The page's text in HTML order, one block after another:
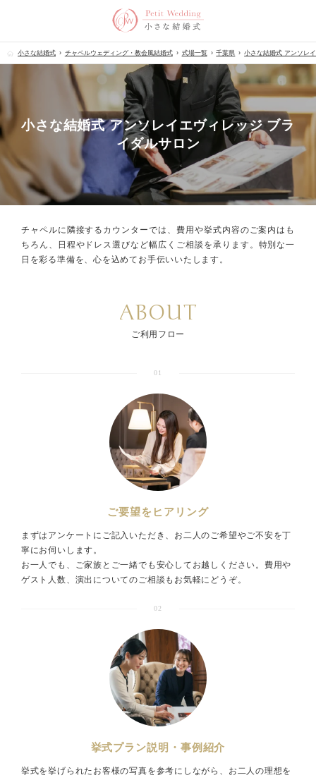
小さな結婚式 チャペルウェディング・教会風結婚式 式場一覧 千葉県 小さな結婚式 アンソレ
小さな結婚式 アンソレイエヴィレッジ ブラ
イダルサロン
チャペルに隣接するカウンターでは、 費用や挙式内容のご案内はも
ちろん、
日程やドレス選びなど幅広くご相談を承ります。 特別な一
日を彩る準備を、心を込めてお手伝いいたします。
ABOUT
ご利用フロー
01
ご要望をヒアリング
まずはアンケートにご記入いただき、お二人のご希望やご不安を丁
寧にお伺いします。
お一人でも、ご家族とご一緒でも安心してお越しください。費用や
ゲスト人数、演出についてのご相談もお気軽にどうぞ。
02
挙式プラン説明・事例紹介
挙式を挙げられたお客様の写真を参考にしながら、お二人の理想を